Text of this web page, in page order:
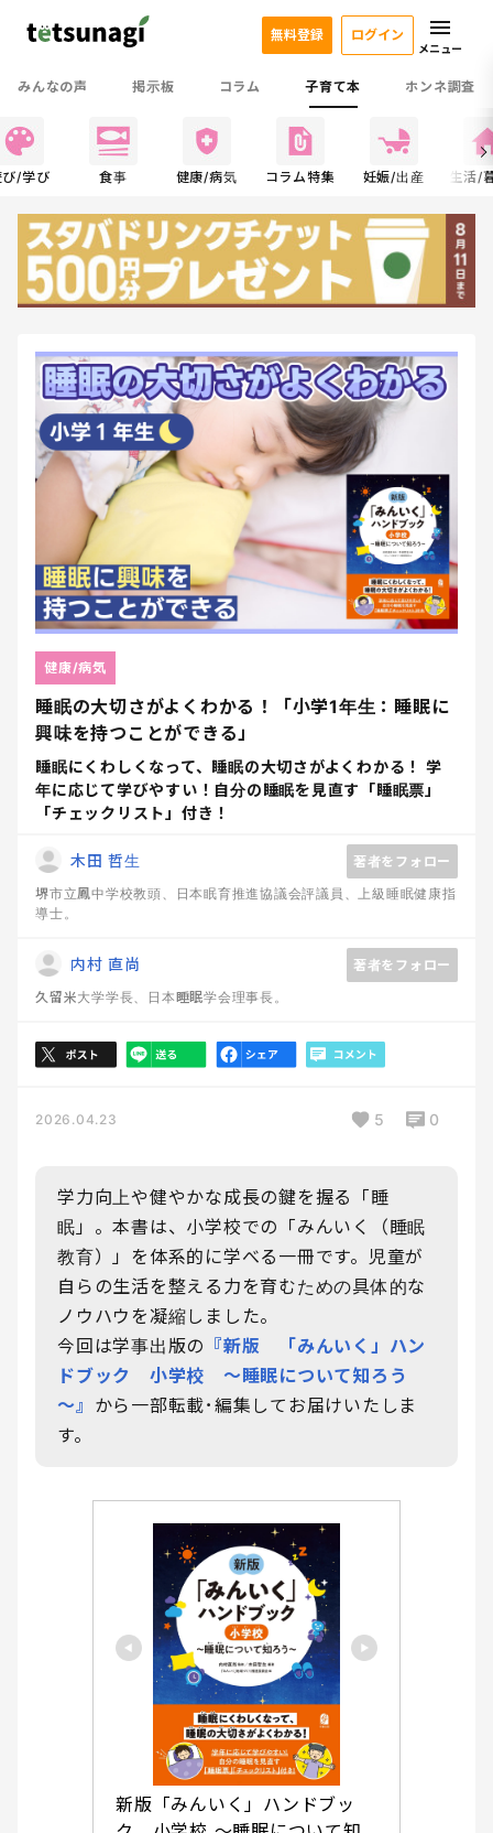
みんなの声 掲示板 コラム 子育て本 ホンネ調査
無料登録 ログイン
メニュー
び/学び 食事 健康/病気 コラム特集 妊娠/出産 生活/
睡眠の大切さがよくわかる！「小学1年生：睡眠に
興味を持つことができる」
睡眠にくわしくなって、睡眠の大切さがよくわかる！ 学
年に応じて学びやすい！自分の睡眠を見直す「睡眠票」
「チェックリスト」付き！
健康/病気
木田 哲生
著者をフォロー
堺市立鳳中学校教頭、日本眠育推進協議会評議員、上級睡眠健康指
導士。
内村 直尚
著者をフォロー
久留米大学学長、日本睡眠学会理事長。
2026.04.23 5 0
学力向上や健やかな成長の鍵を握る「睡
眠」。本書は、小学校での「みんいく（睡眠
教育）」を体系的に学べる一冊です。児童が
自らの生活を整える力を育むための具体的な
ノウハウを凝縮しました。
今回は学事出版の 『新版 「みんいく」ハン
ドブック 小学校 ～睡眠について知ろう
～』 から一部転載･編集してお届けいたしま
す。
新版「みんいく」ハンドブッ